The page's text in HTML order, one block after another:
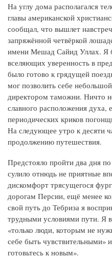
На углу дома располагался
главы американской
сообщал, что вышлет
запряжённой четвёркой
имени Мешад Сайид Уллах. Я
вселяющих уверенность в
было готово к грядущей
мог позволить себе
директором таможни. Ничто
славного расположения духа,
периодических криков
На следующее утро к десяти
продолжению путешествия.
Предстояло пройти два дня
сулило отнюдь не приятные
дискомфорт трясущегося
дорогам Персии, ещё менее
свой путь до Тебриза я
трудными условиями пути. Я
«только люди, которым не
себе быть чувствительными»
готовьтесь к новым».